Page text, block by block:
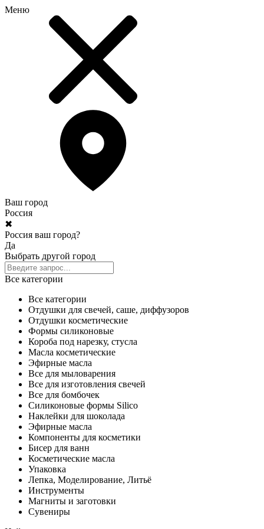
Меню
Ваш город
Россия
✖
Россия ваш город?
Да
Выбрать другой город
Все категории
Все категории
Отдушки для свечей, саше, диффузоров
Отдушки косметические
Формы силиконовые
Короба под нарезку, стусла
Масла косметические
Эфирные масла
Все для мыловарения
Все для изготовления свечей
Все для бомбочек
Силиконовые формы Silico
Наклейки для шоколада
Эфирные масла
Компоненты для косметики
Бисер для ванн
Косметические масла
Упаковка
Лепка, Моделирование, Литьё
Инструменты
Магниты и заготовки
Сувениры